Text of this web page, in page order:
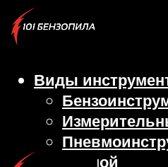
Виды
Ручной